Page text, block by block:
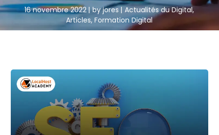
16 novembre 2022 byjores Actualités du Digital,
Articles, Formation Digital